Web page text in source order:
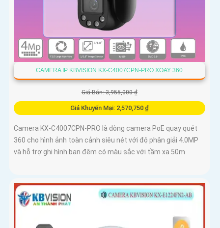
CAMERA IP KBVISION KX-C4007CPN-PRO XOAY 360
Giá Bán: 3,955,000 ₫
Giá Khuyến Mại: 2,570,750 ₫
Camera KX-C4007CPN-PRO là dòng camera PoE quay quét
360 cho hình ảnh toàn cảnh siêu nét với độ phân giải 4.0MP
và hỗ trợ ghi hình ban đêm có màu sắc với tầm xa 50m